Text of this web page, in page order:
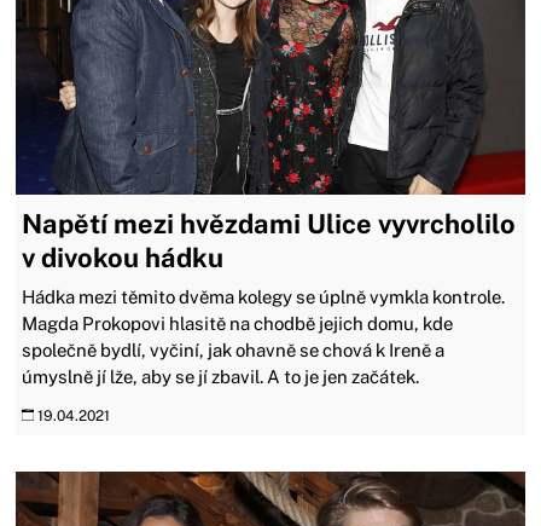
Napětí mezi hvězdami Ulice vyvrcholilo
v divokou hádku
Hádka mezi těmito dvěma kolegy se úplně vymkla kontrole.
Magda Prokopovi hlasitě na chodbě jejich domu, kde
společně bydlí, vyčiní, jak ohavně se chová k Ireně a
úmyslně jí lže, aby se jí zbavil. A to je jen začátek.
19.04.2021